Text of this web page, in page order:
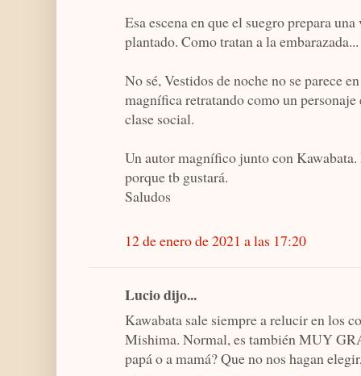
Esa escena en que el suegro prepara
plantado. Como tratan a la
No sé, Vestidos de noche no se parece
magnífica retratando como un
clase social.
Un autor magnífico junto con Kawabata.
porque tb gustará.
Saludos
12 de enero de 2021 a las 17:20
Lucio dijo...
Kawabata sale siempre a relucir en los
Mishima. Normal, es también MUY
papá o a mamá? Que no nos hagan